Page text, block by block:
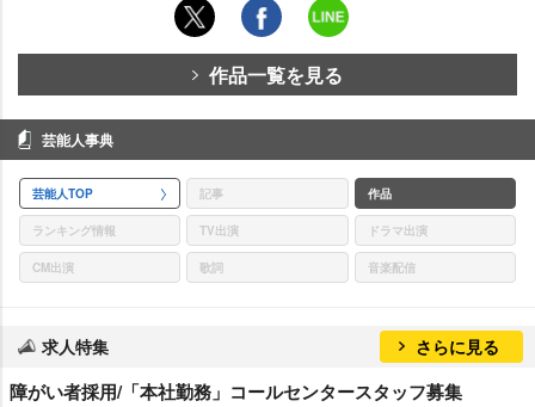
作品一覧を見る
芸能人事典
芸能人TOP 記事 作品
ランキング情報 TV出演 ドラマ出演
CM出演 歌詞 音楽配信
求人特集 さらに見る
障がい者採用/「本社勤務」コールセンタースタッフ募集